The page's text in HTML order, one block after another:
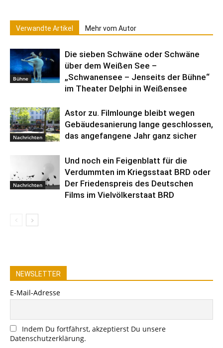
Verwandte Artikel Mehr vom Autor
Bühne
Die sieben Schwäne oder Schwäne
über dem Weißen See –
„Schwanensee – Jenseits der Bühne“
im Theater Delphi in Weißensee
Nachrichten
Astor zu. Filmlounge bleibt wegen
Gebäudesanierung lange geschlossen,
das angefangene Jahr ganz sicher
Nachrichten
Und noch ein Feigenblatt für die
Verdummten im Kriegsstaat BRD oder
Der Friedenspreis des Deutschen
Films im Vielvölkerstaat BRD
NEWSLETTER
E-Mail-Adresse
Indem Du fortfährst, akzeptierst Du unsere
Datenschutzerklärung.